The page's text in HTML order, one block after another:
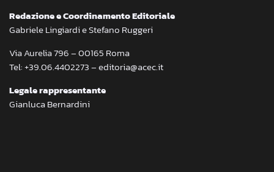
Redazione e Coordinamento Editoriale
Gabriele Lingiardi e Stefano Ruggeri
Via Aurelia 796 – 00165 Roma
Tel: +39.06.4402273 – editoria@acec.it
Legale rappresentante
Gianluca Bernardini